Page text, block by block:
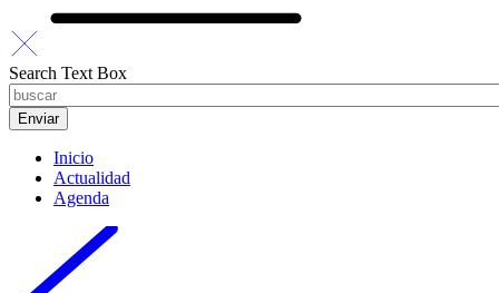
Search Text Box
Inicio
Actualidad
Agenda